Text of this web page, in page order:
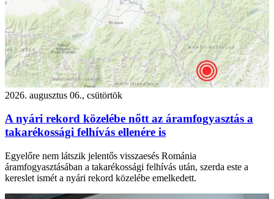
2026. augusztus 06., csütörtök
A nyári rekord közelébe nőtt az áramfogyasztás a
takarékossági felhívás ellenére is
Egyelőre nem látszik jelentős visszaesés Románia
áramfogyasztásában a takarékossági felhívás után, szerda este a
kereslet ismét a nyári rekord közelébe emelkedett.